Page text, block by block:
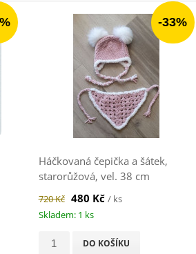
-33%
Háčkovaná čepička a šátek,
starorůžová, vel. 38 cm
720 Kč 480 Kč / ks
Skladem: 1 ks
DO KOŠÍKU